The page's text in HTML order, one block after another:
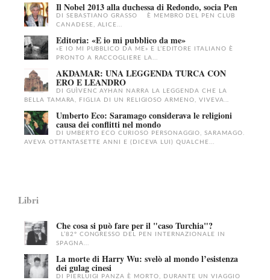
Il Nobel 2013 alla duchessa di Redondo, socia Pen
DI SEBASTIANO GRASSO È MEMBRO DEL PEN CLUB
CANADESE, ALICE...
Editoria: «E io mi pubblico da me»
«E IO MI PUBBLICO DA ME» E L’EDITORE ITALIANO È
PRONTO A RACCOGLIERE LA...
AKDAMAR: UNA LEGGENDA TURCA CON
ERO E LEANDRO
DI GUÌVENC AYHAN NARRA LA LEGGENDA CHE LA
BELLA TAMARA, FIGLIA DI UN RELIGIOSO ARMENO, VIVEVA...
Umberto Eco: Saramago considerava le religioni
causa dei conflitti nel mondo
DI UMBERTO ECO CURIOSO PERSONAGGIO, SARAMAGO.
AVEVA OTTANTASETTE ANNI E (DICEVA LUI) QUALCHE...
Libri
Che cosa si può fare per il "caso Turchia"?
L’82° CONGRESSO DEL PEN INTERNAZIONALE IN
SPAGNA...
La morte di Harry Wu: svelò al mondo l’esistenza
dei gulag cinesi
DI PIERLUIGI PANZA È MORTO, DURANTE UN VIAGGIO